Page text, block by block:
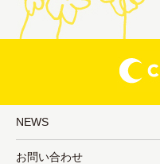
NEWS
お問い合わせ